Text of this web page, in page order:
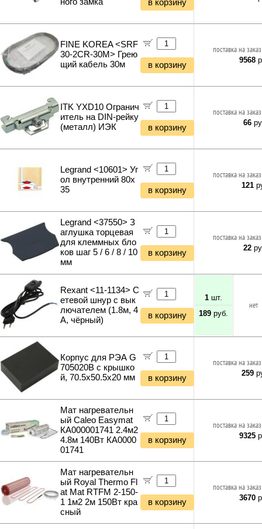
Хранение инструментов
Удлинители силовые
Фонари и мобильные светильники
Мультитулы и ножи
Инструменты и техника прочее
Полезные мелочи и сувениры
Уценка Принтеры и Сканеры
Уценка Сетевое оборудование
Уценка Электропитание
Уценка Клавиатуры и Мыши
Уценка Колонки и Наушники
Уценка Мультимедиа
Уценка Автоэлектроника
в корзину
FINE KOREA <SRF
30-2CR-30M> Грею
щий кабель 30м
в корзину
поставка на
9568
ITK YXD10 Огранич
итель на DIN-рейку
(металл) ИЭК
в корзину
поставка на
66
Legrand <10601> Уг
ол внутренний 80x
35
в корзину
поставка на
121
Legrand <37550> З
аглушка торцевая
для клеммных бло
ков шаг 5 / 6 / 8 / 10
мм
в корзину
поставка на
22
Rexant <11-1134> С
етевой шнур с вык
лючателем (1.8м, 4
А, чёрный)
в корзину
1 шт.
189 руб.
нет
Корпус для РЭА G
705020B с крышко
й, 70.5х50.5х20 мм
в корзину
поставка на
259
Мат нагревательн
ый Caleo Easymat
КА000001741 2.4м2
4.8м 140Вт КА0000
01741
в корзину
поставка на
9325
Мат нагревательн
ый Royal Thermo Fl
at Mat RTFM 2-150-
1 1м2 2м 150Вт кра
сный
в корзину
поставка на
3670